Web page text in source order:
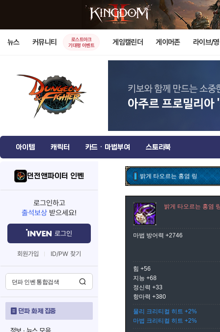
뉴스 커뮤니티
로스트아크
기대평 이벤트
게임캘린더 게이머존 라이브/
아이템 캐릭터 카드 · 마법부여 스토리북
던전앤파이터 인벤
로그인하고
출석보상 받으세요!
로그인
회원가입 ID/PW 찾기
던파 화제 집중
밝게 타오르는 홍염 링
밝게 타오르는 홍염
마법 방어력 +2746
힘 +56
지능 +68
정신력 +33
항마력 +380
물리 크리티컬 히트 +2%
마법 크리티컬 히트 +2%